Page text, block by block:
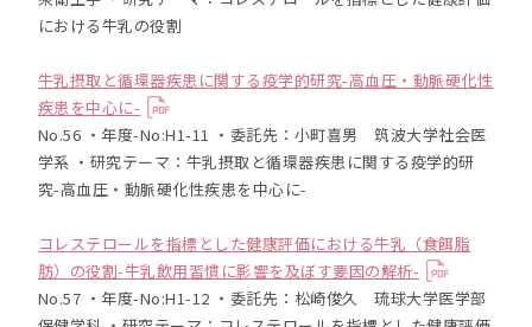
における牛乳の役割
牛乳摂取と循環器疾患に関する疫学的研究-高血圧・動脈硬化性
疾患を中心に-
No.56 ・年度-No:H1-11 ・委託先：小町喜男 筑波大学社会医
学系 ・研究テーマ：牛乳摂取と循環器疾患に関する疫学的研
究-高血圧・動脈硬化性疾患を中心に-
コレステロールを指標とした健康評価における牛乳（食餌脂
肪）の役割-牛乳飲用習慣に影響を及ぼす要因の解析-
No.57 ・年度-No:H1-12 ・委託先：松崎俊久 琉球大学医学部